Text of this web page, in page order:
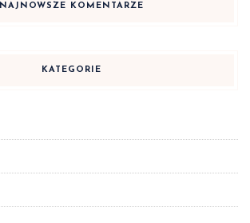
NAJNOWSZE KOMENTARZE
KATEGORIE